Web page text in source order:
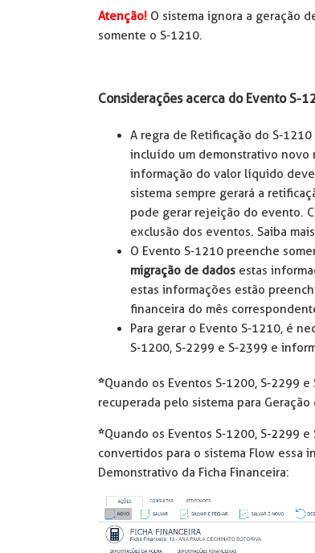
Atenção! O sistema ignora a geração
somente o S-1210.
Considerações acerca do Evento S-
A regra de Retificação do S-
incluído um demonstrativo novo
informação do valor líquido
sistema sempre gerará a
pode gerar rejeição do evento.
exclusão dos eventos. Saiba
O Evento S-1210 preenche
migração de dados estas
estas informações estão
financeira do mês
Para gerar o Evento S-1210, é
S-1200, S-2299 e S-2399 e
*Quando os Eventos S-1200, S-2299
recuperada pelo sistema para Geração
*Quando os Eventos S-1200, S-2299
convertidos para o sistema Flow essa
Demonstrativo da Ficha Financeira: